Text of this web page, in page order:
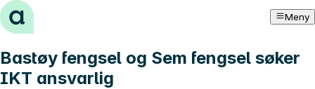
Hopp til innhold Meny
Bastøy fengsel og Sem fengsel søker
IKT ansvarlig